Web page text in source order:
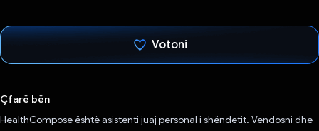
Votoni
Çfarë bën
HealthCompose është asistenti juaj personal i shëndetit. Vendosni dhe